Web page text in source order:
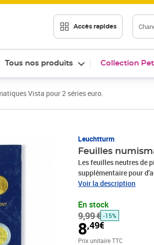
Accès rapides
Tous nos produits Collection
Vista pour 2 séries euro.
Leuchtturm
Feuilles
Les feuilles neutres de
supplémentaire pour
vous recevez 2 feuilles
Saint-Marin et Monaco
d'autres sets.
Voir la description
En stock
9,99 €
Prix barré 9,99 €
-15%
8,49€
Prix 8,49€
Prix unitaire TTC